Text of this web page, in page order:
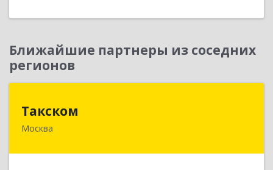
Ближайшие партнеры из соседних
регионов
Такском
Москва119034, Москва г, Барыковский пер, дом №